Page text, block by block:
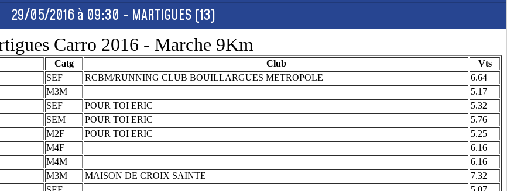
29/05/2016 à 09:30 - MARTIGUES (13)